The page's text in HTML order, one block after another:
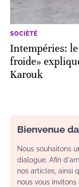
SOCIÉTÉ
Intempéries:
froide»
Karouk
Bienvenue
Nous souhaitons
dialogue. Afin
nos articles, ainsi
nous vous